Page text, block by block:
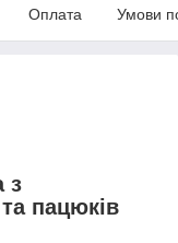
Оплата Умови
з
пацюків